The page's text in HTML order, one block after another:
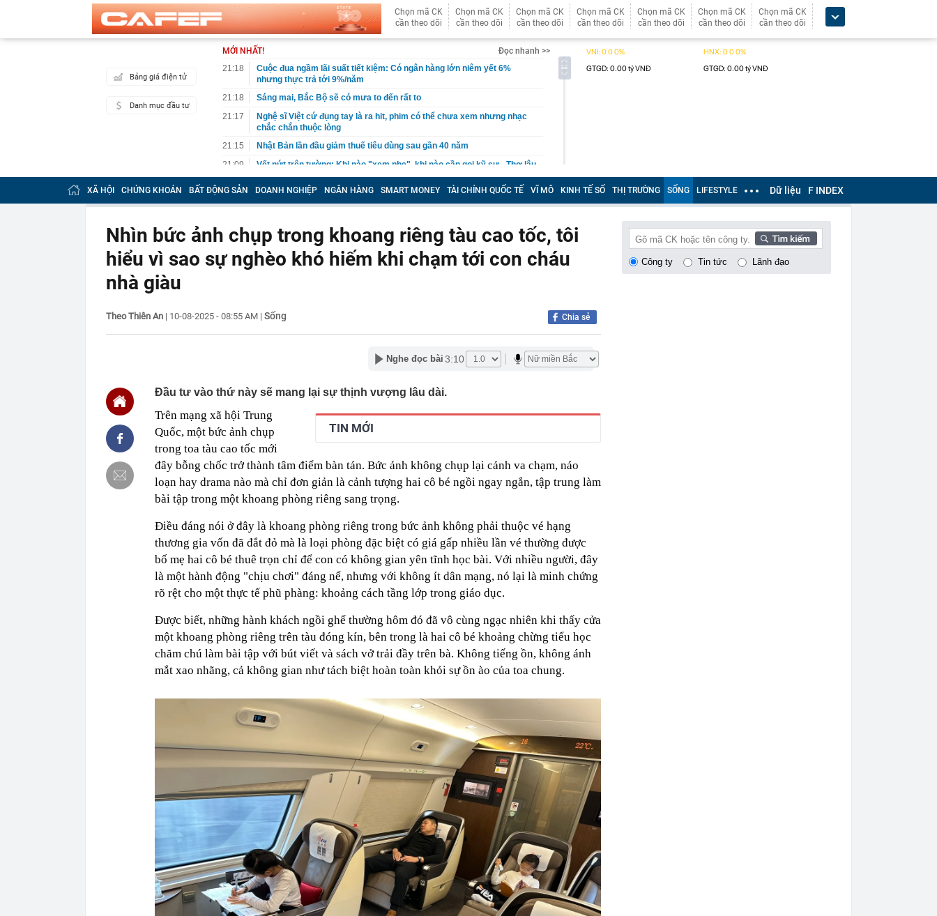
Chọn mã CK
cần theo dõi
Chọn mã CK
cần theo dõi
Chọn mã CK
cần theo dõi
Chọn mã CK
cần theo dõi
Chọn mã CK
cần theo dõi
Chọn mã CK
cần theo dõi
Chọn mã CK
cần theo dõi
Bảng giá điện tử
Danh mục đầu tư
MỚI NHẤT!
Đọc nhanh >>
21:18
Cuộc đua ngầm lãi suất tiết kiệm: Có ngân hàng lớn niêm yết 6%
nhưng thực trả tới 9%/năm
21:18
Sáng mai, Bắc Bộ sẽ có mưa to đến rất to
21:17
Nghệ sĩ Việt cứ đụng tay là ra hit, phim có thể chưa xem nhưng nhạc
chắc chắn thuộc lòng
21:15
Nhật Bản lần đầu giảm thuế tiêu dùng sau gần 40 năm
21:09
Vết nứt trên tường: Khi nào "xem nhẹ", khi nào cần gọi kỹ sư - Thợ lâu
năm tiết lộ điều gia chủ nên để ý
21:08
Một doanh nghiệp sắp trả cổ tức 3.000 đồng/cp, duy trì “mưa tiền mặt”
suốt 15 năm qua
đây mới là xu hướng đang được ưa chuộng
20:54
Nhiều ngày trước, kịp thời xử lý 1 đối tượng tại sân bay Nội Bài, phạt
15,5 triệu đồng
bị bắt?
Ukraine hé lộ về chiến dịch 40 ngày tấn công sâu vào lãnh thổ Nga
Đây là số tiền cần chi hàng năm nếu muốn vào học cùng trường con
20:39
Công bố Car Choice Awards 2026: Mở rộng vinh danh cả con người,
20:32
Bảng giá xe máy Honda tháng 8/2026 mới nhất
20:31
Thi hành lệnh bắt tạm giam Nguyễn Minh Hiền SN 1992 liên quan hơn 1
Ba mỹ nhân có gương mặt đẹp nhất giới giải trí Trung Quốc
20:25
TikToker Nguyễn Dương Kiều Vy lĩnh án
20:17
Ô tô bất ngờ "bay" lên không trung khiến nhiều người thót tim
XÃ HỘI CHỨNG KHOÁN BẤT ĐỘNG SẢN DOANH NGHIỆP NGÂN HÀNG SMART MONEY TÀI CHÍNH QUỐC TẾ VĨ MÔ KINH TẾ SỐ THỊ TRƯỜNG SỐNG LIFESTYLE Dữ liệu F INDEX
Nhìn bức ảnh chụp trong khoang riêng tàu cao tốc, tôi
hiểu vì sao sự nghèo khó hiếm khi chạm tới con cháu
nhà giàu
Theo Thiên An | 10-08-2025 - 08:55 AM | Sống Chia sẻ
Nghe đọc bài 3:10
Đầu tư vào thứ này sẽ mang lại sự thịnh vượng lâu dài.
TIN MỚI
Trên mạng xã hội Trung
Quốc, một bức ảnh chụp
trong toa tàu cao tốc mới
đây bỗng chốc trở thành tâm điểm bàn tán. Bức ảnh không chụp lại cảnh va chạm, náo
loạn hay drama nào mà chỉ đơn giản là cảnh tượng hai cô bé ngồi ngay ngắn, tập trung làm
bài tập trong một khoang phòng riêng sang trọng.
Điều đáng nói ở đây là khoang phòng riêng trong bức ảnh không phải thuộc vé hạng
thương gia vốn đã đắt đỏ mà là loại phòng đặc biệt có giá gấp nhiều lần vé thường được
bố mẹ hai cô bé thuê trọn chỉ để con có không gian yên tĩnh học bài. Với nhiều người, đây
là một hành động "chịu chơi" đáng nể, nhưng với không ít dân mạng, nó lại là minh chứng
rõ rệt cho một thực tế phũ phàng: khoảng cách tầng lớp trong giáo dục.
Được biết, những hành khách ngồi ghế thường hôm đó đã vô cùng ngạc nhiên khi thấy cửa
một khoang phòng riêng trên tàu đóng kín, bên trong là hai cô bé khoảng chừng tiểu học
chăm chú làm bài tập với bút viết và sách vở trải đầy trên bà. Không tiếng ồn, không ánh
mắt xao nhãng, cả không gian như tách biệt hoàn toàn khỏi sự ồn ào của toa chung.
Công ty Tin tức Lãnh đạo